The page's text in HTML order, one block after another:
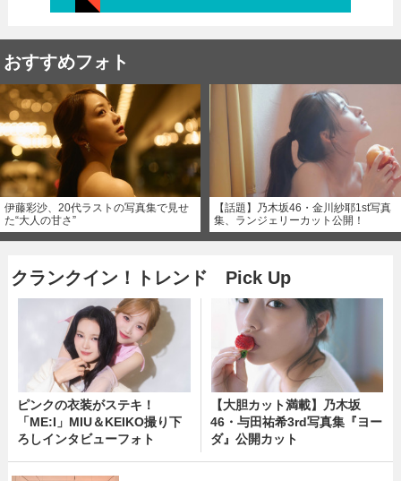
おすすめフォト
伊藤彩沙、20代ラストの写真集で見せ
た“大人の甘さ”
【話題】乃木坂46・金川紗耶1st写真
集、ランジェリーカット公開！
クランクイン！トレンド Pick Up
ピンクの衣装がステキ！
「ME:I」MIU＆KEIKO撮り下
ろしインタビューフォト
【大胆カット満載】乃木坂
46・与田祐希3rd写真集『ヨー
ダ』公開カット